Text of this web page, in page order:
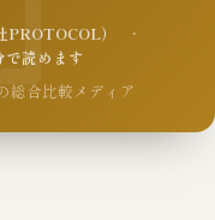
PROTOCOL） ·
読めます
合比較メディア